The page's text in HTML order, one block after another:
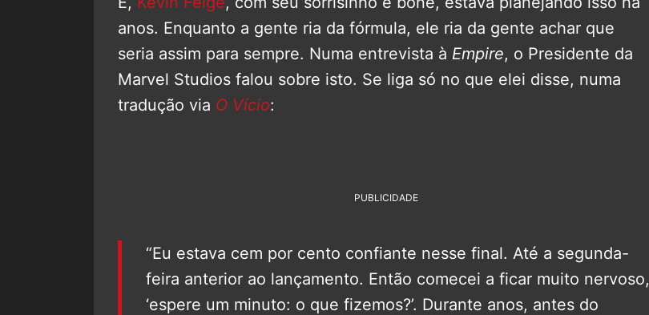
anos. Enquanto a gente ria da fórmula, ele ria da gente achar que
seria assim para sempre. Numa entrevista à Empire, o Presidente da
Marvel Studios falou sobre isto. Se liga só no que elei disse, numa
tradução via O Vício:
PUBLICIDADE
“Eu estava cem por cento confiante nesse final. Até a segunda-
feira anterior ao lançamento. Então comecei a ficar muito nervoso,
‘espere um minuto: o que fizemos?’. Durante anos, antes do